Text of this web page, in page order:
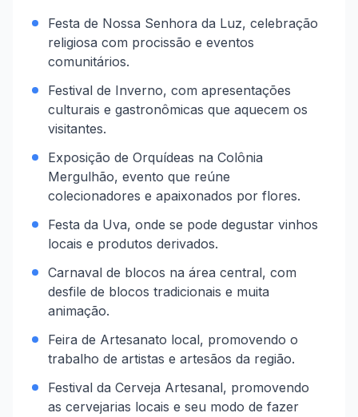
Festa de Nossa Senhora da Luz, celebração
religiosa com procissão e eventos
comunitários.
Festival de Inverno, com apresentações
culturais e gastronômicas que aquecem os
visitantes.
Exposição de Orquídeas na Colônia
Mergulhão, evento que reúne
colecionadores e apaixonados por flores.
Festa da Uva, onde se pode degustar vinhos
locais e produtos derivados.
Carnaval de blocos na área central, com
desfile de blocos tradicionais e muita
animação.
Feira de Artesanato local, promovendo o
trabalho de artistas e artesãos da região.
Festival da Cerveja Artesanal, promovendo
as cervejarias locais e seu modo de fazer